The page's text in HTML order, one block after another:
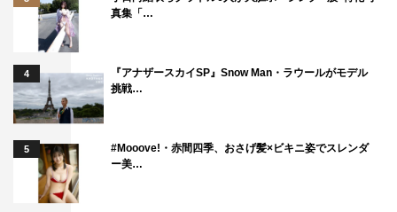
真集「…
4
『アナザースカイSP』Snow Man・ラウールがモデル
挑戦…
5
#Mooove!・赤間四季、おさげ髪×ビキニ姿でスレンダ
ー美…